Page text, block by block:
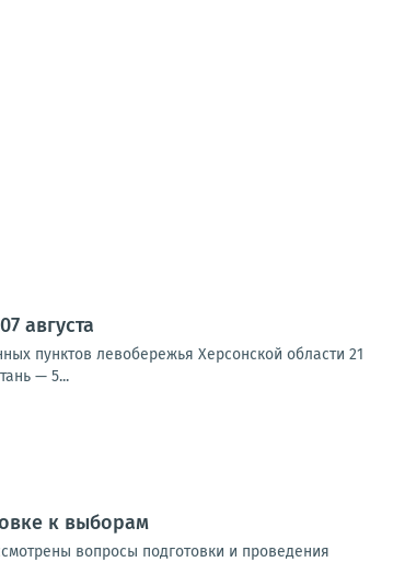
августа
пунктов левобережья Херсонской области 21
— 5...
к выборам
вопросы подготовки и проведения